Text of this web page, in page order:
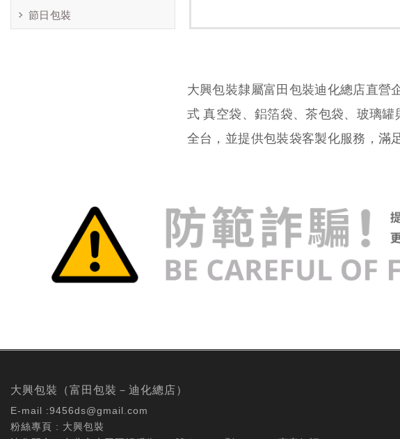
節日包裝
大興包裝隸屬富田包裝迪化總店直營
式 真空袋、鋁箔袋、茶包袋、玻璃
全台，並提供包裝袋客製化服務，滿
大興包裝（富田包裝－迪化總店）
E-mail :9456ds@gmail.com
粉絲專頁 : 大興包裝